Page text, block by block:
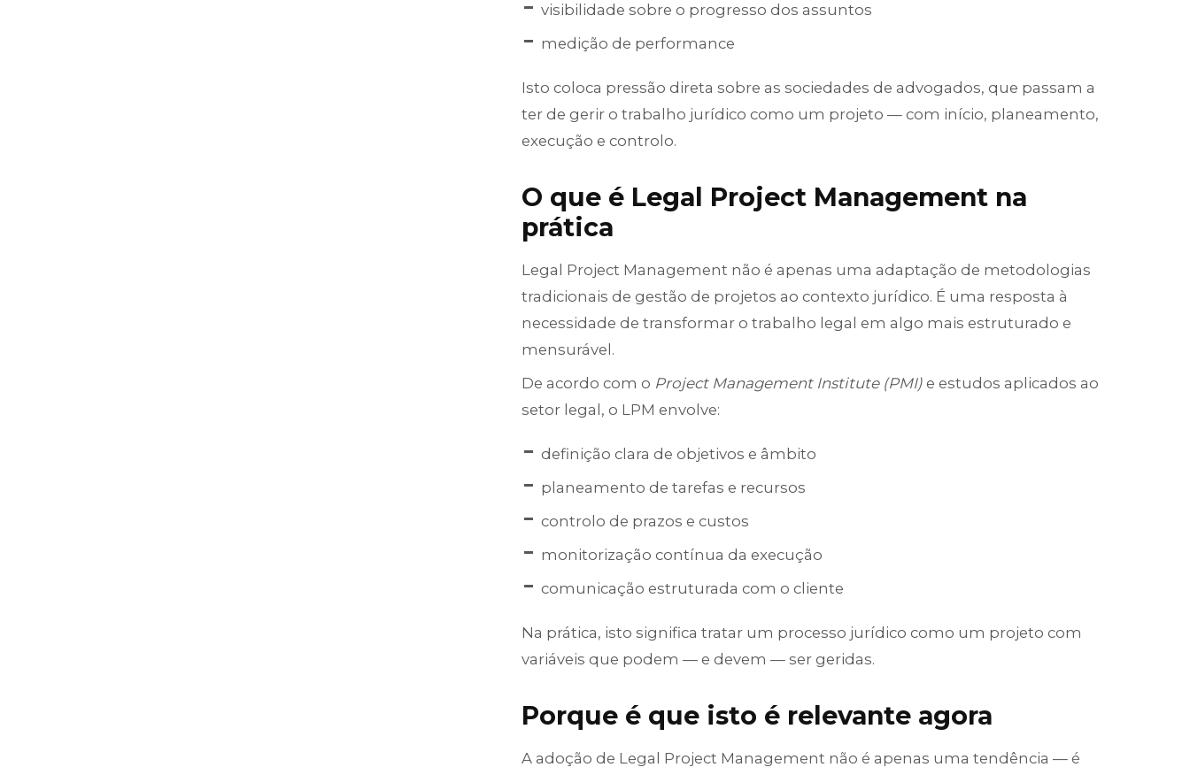
visibilidade sobre o progresso dos assuntos
medição de performance
Isto coloca pressão direta sobre as sociedades de advogados, que passam a
ter de gerir o trabalho jurídico como um projeto — com início, planeamento,
execução e controlo.
O que é Legal Project Management na
prática
Legal Project Management não é apenas uma adaptação de metodologias
tradicionais de gestão de projetos ao contexto jurídico. É uma resposta à
necessidade de transformar o trabalho legal em algo mais estruturado e
mensurável.
De acordo com o Project Management Institute (PMI)e estudos aplicados ao
setor legal, o LPM envolve:
definição clara de objetivos e âmbito
planeamento de tarefas e recursos
controlo de prazos e custos
monitorização contínua da execução
comunicação estruturada com o cliente
Na prática, isto significa tratar um processo jurídico como um projeto com
variáveis que podem — e devem — ser geridas.
Porque é que isto é relevante agora
A adoção de Legal Project Management não é apenas uma tendência — é